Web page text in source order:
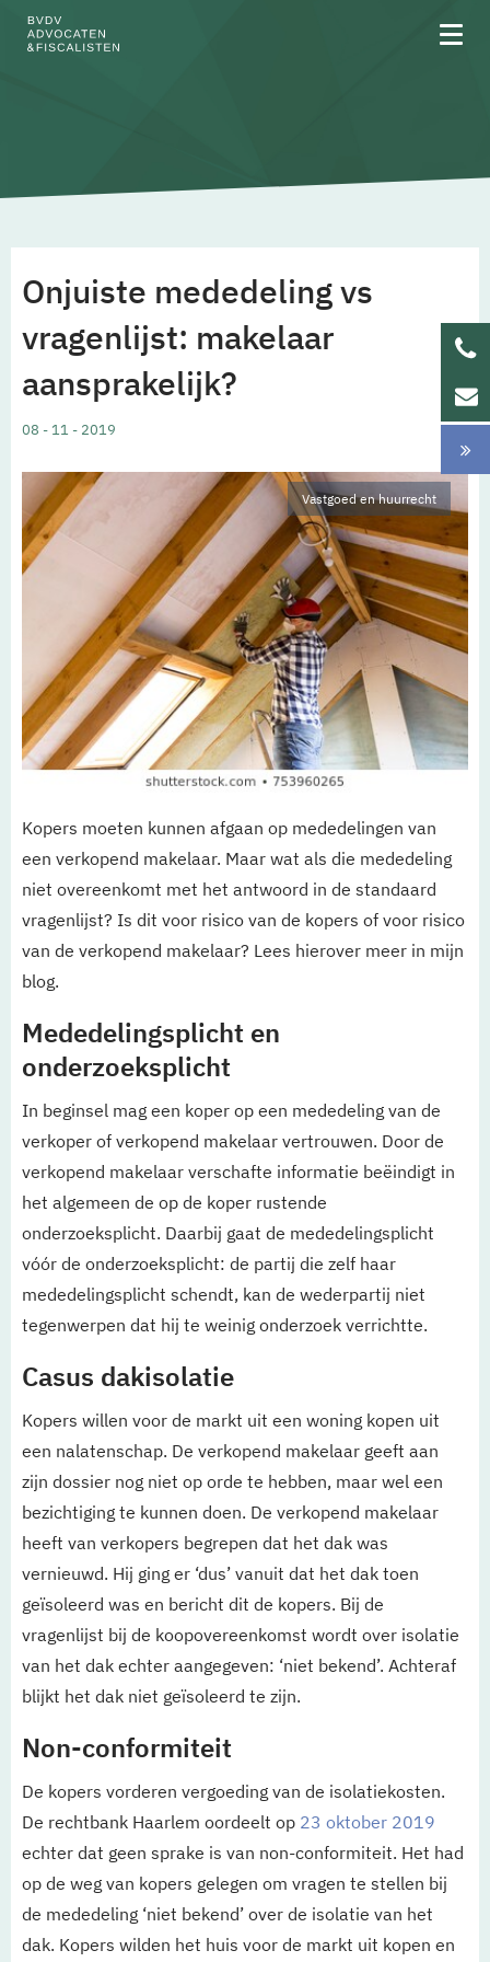
Team
Werken bij
Onjuiste mededeling vs
vragenlijst: makelaar
aansprakelijk?
08 - 11 - 2019
Vastgoed en huurrecht
Kopers moeten kunnen afgaan op mededelingen van
een verkopend makelaar. Maar wat als die mededeling
niet overeenkomt met het antwoord in de standaard
vragenlijst? Is dit voor risico van de kopers of voor risico
van de verkopend makelaar? Lees hierover meer in mijn
blog.
Mededelingsplicht en
onderzoeksplicht
In beginsel mag een koper op een mededeling van de
verkoper of verkopend makelaar vertrouwen. Door de
verkopend makelaar verschafte informatie beëindigt in
het algemeen de op de koper rustende
onderzoeksplicht. Daarbij gaat de mededelingsplicht
vóór de onderzoeksplicht: de partij die zelf haar
mededelingsplicht schendt, kan de wederpartij niet
tegenwerpen dat hij te weinig onderzoek verrichtte.
Casus dakisolatie
Kopers willen voor de markt uit een woning kopen uit
een nalatenschap. De verkopend makelaar geeft aan
zijn dossier nog niet op orde te hebben, maar wel een
bezichtiging te kunnen doen. De verkopend makelaar
heeft van verkopers begrepen dat het dak was
vernieuwd. Hij ging er ‘dus’ vanuit dat het dak toen
geïsoleerd was en bericht dit de kopers. Bij de
vragenlijst bij de koopovereenkomst wordt over isolatie
van het dak echter aangegeven: ‘niet bekend’. Achteraf
blijkt het dak niet geïsoleerd te zijn.
Non-conformiteit
De kopers vorderen vergoeding van de isolatiekosten.
De rechtbank Haarlem oordeelt op 23 oktober 2019
echter dat geen sprake is van non-conformiteit. Het had
op de weg van kopers gelegen om vragen te stellen bij
de mededeling ‘niet bekend’ over de isolatie van het
dak. Kopers wilden het huis voor de markt uit kopen en